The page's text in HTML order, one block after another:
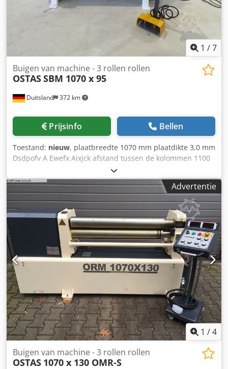
1 /7
Duitsland 372 km
Buigen van machine - 3 rollen rollen
OSTASSBM 1070 x 95
Prijsinfo Bellen
Toestand: nieuw, plaatbreedte 1070 mm plaatdikte 3,0 mm
Dsdpofv A Ewefx Aixjck afstand tussen de kolommen 1100
mm diameter van de bovenste rollen 95 mm buisdiameter
140 mm totaal benodigd vermogen 1,1 KW gewicht van de
machine ca. 0,37 t afmetingen van de machine ca. 1,35 x
0,76 x 1,25 mm
Advertentie
1 /4
Buigen van machine - 3 rollen rollen
OSTAS 1070 x 130 OMR-S